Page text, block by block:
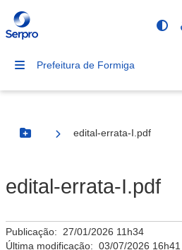
Prefeitura de Formiga
Botão Menu
edital-errata-I.pdf
edital-errata-I.pdf
Publicação: 27/01/2026 11h34
Última modificação: 03/07/2026 16h41